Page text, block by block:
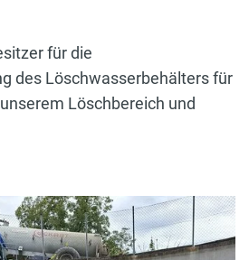
für die
des Löschwasserbehälters für
Löschbereich und